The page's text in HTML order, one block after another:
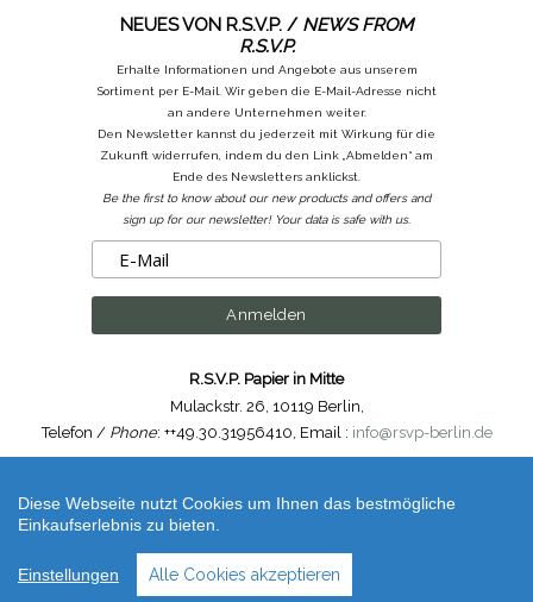
NEUES VON R.S.V.P. / NEWS FROM
R.S.V.P.
Erhalte Informationen und Angebote aus unserem
Sortiment per E-Mail. Wir geben die E-Mail-Adresse nicht
an andere Unternehmen weiter.
Den Newsletter kannst du jederzeit mit Wirkung für die
Zukunft widerrufen, indem du den Link „Abmelden“ am
Ende des Newsletters anklickst.
Be the first to know about our new products and offers and
sign up for our newsletter! Your data is safe with us.
R.S.V.P. Papier in Mitte
Mulackstr. 26 10119 Berlin
Telefon / Phone: ++49.30.31956410 Email : info@rsvp-berlin.de
Dresdner Ornament – Vögel & Schmetterlinge / Birds & Butterflies Goldene
Artikelnummer /Code: ef1-gold
Diese Webseite nutzt Cookies um Ihnen das bestmögliche
Einkaufserlebnis zu bieten.
Einstellungen Alle Cookies akzeptieren